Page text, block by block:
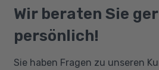
Anlegen und Gestalten
Dateien und Optimierung
Ausgabe
Interaktive Funktionen
Grundvoraussetzung für
Qualifizierungschancengesetz
Berufliche Rehabilitation
Wir beraten Sie
persönlich!
Sie haben Fragen zu unseren